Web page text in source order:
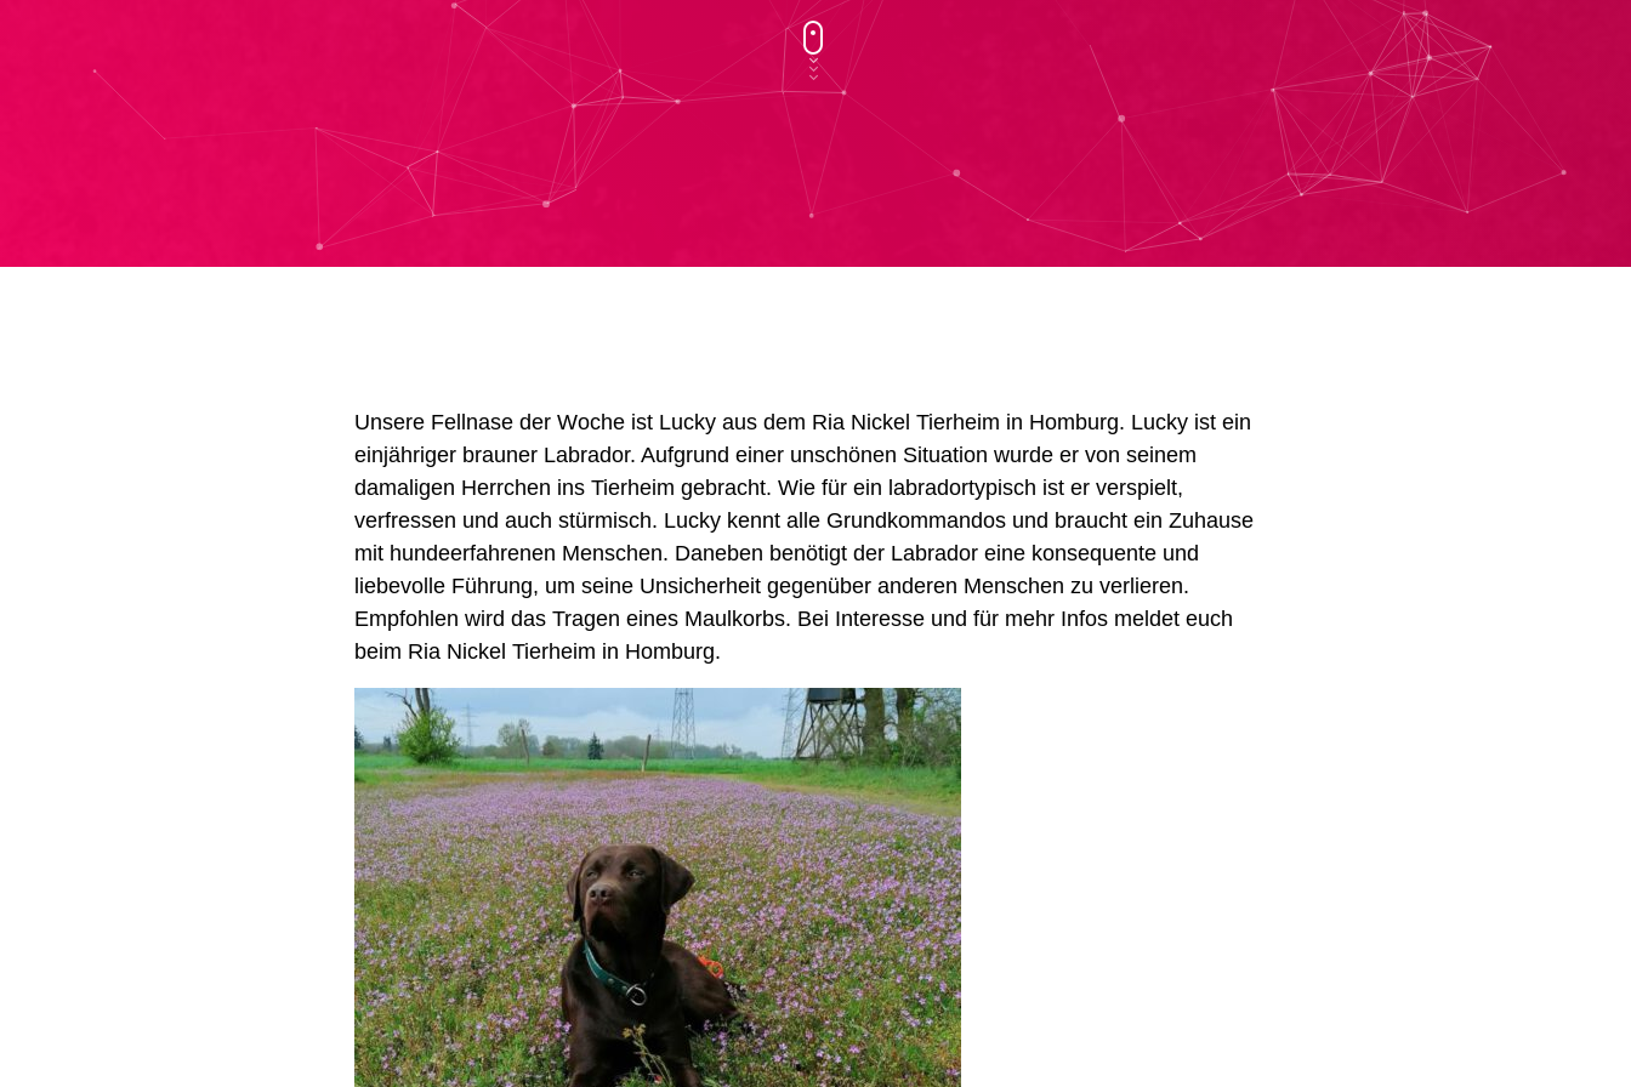
Unsere Fellnase der Woche ist Lucky aus dem Ria Nickel Tierheim in Homburg. Lucky ist ein
einjähriger brauner Labrador. Aufgrund einer unschönen Situation wurde er von seinem
damaligen Herrchen ins Tierheim gebracht. Wie für ein labradortypisch ist er verspielt,
verfressen und auch stürmisch. Lucky kennt alle Grundkommandos und braucht ein Zuhause
mit hundeerfahrenen Menschen. Daneben benötigt der Labrador eine konsequente und
liebevolle Führung, um seine Unsicherheit gegenüber anderen Menschen zu verlieren.
Empfohlen wird das Tragen eines Maulkorbs. Bei Interesse und für mehr Infos meldet euch
beim Ria Nickel Tierheim in Homburg.